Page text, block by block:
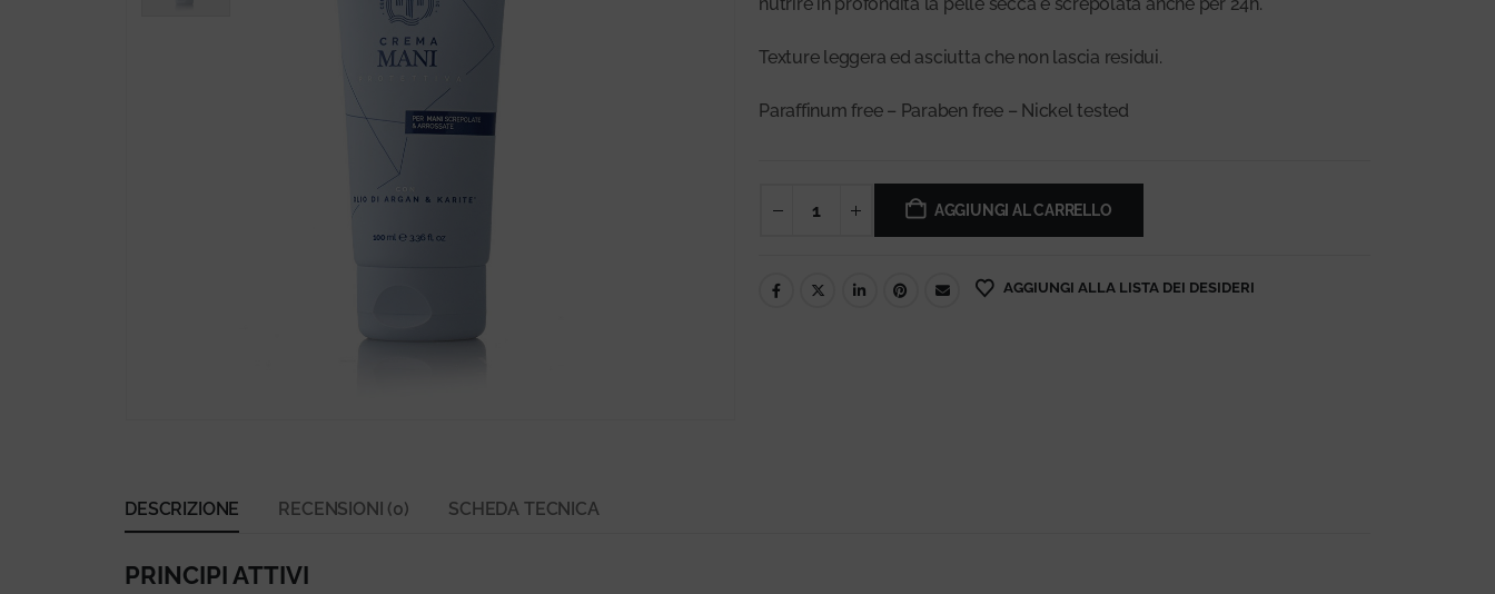
Texture leggera ed asciutta che non lascia residui.
Paraffinum free – Paraben free – Nickel tested
AGGIUNGI AL CARRELLO
AGGIUNGI ALLA LISTA DEI DESIDERI
DESCRIZIONE RECENSIONI (0) SCHEDA TECNICA
PRINCIPI ATTIVI